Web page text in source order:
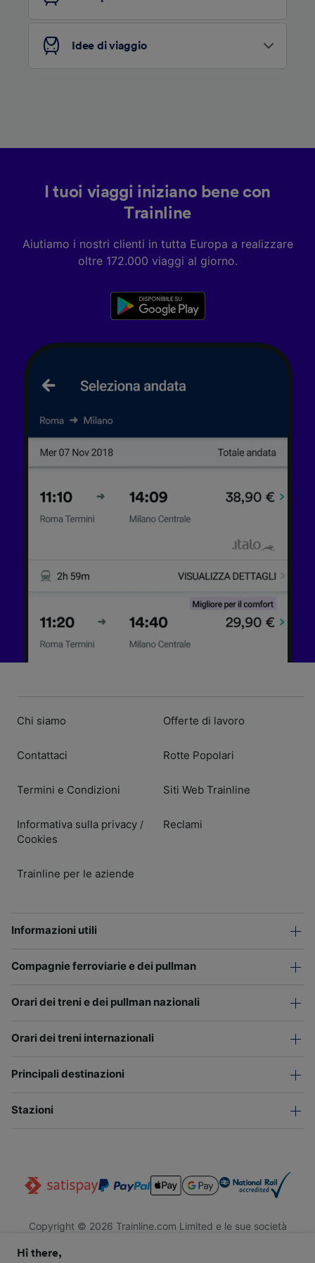
Idee di viaggio
I tuoi viaggi iniziano bene con
Trainline
Aiutiamo i nostri clienti in tutta Europa a realizzare
oltre 172.000 viaggi al giorno.
Chi siamo
Contattaci
Termini e Condizioni
Informativa sulla privacy /
Cookies
Trainline per le aziende
Offerte di lavoro
Rotte Popolari
Siti Web Trainline
Reclami
Informazioni utili
Compagnie ferroviarie e dei pullman
Orari dei treni e dei pullman nazionali
Orari dei treni internazionali
Principali destinazioni
Stazioni
Copyright © 2026 Trainline.com Limited e le sue società
Trainline.com Limited è registrata in Inghilterra e Galles. Società
Hi there,